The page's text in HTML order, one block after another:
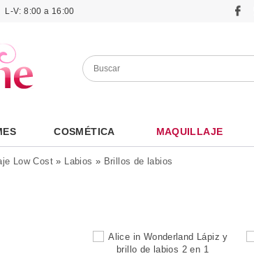
L-V: 8:00 a 16:00
COSMÉTICA MAQUILLAJE
Low Cost » Labios » Brillos de labios